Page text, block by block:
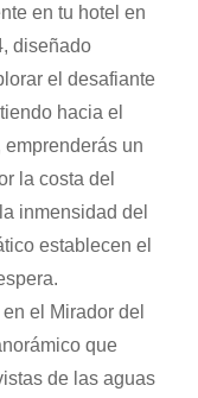
en tu hotel en
diseñado
el desafiante
hacia el
un
la costa del
inmensidad del
establecen el
el Mirador del
que
de las aguas